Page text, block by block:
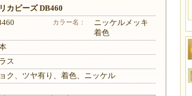
カビーズ DB460
カラー名：
ニッケルメッキ
着色
ス
ク、ツヤ有り、着色、ニッケル